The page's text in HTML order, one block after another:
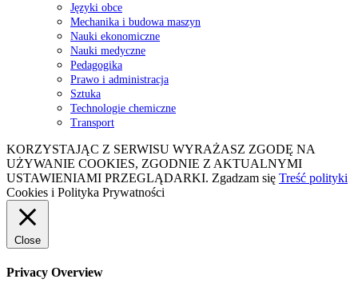
Języki obce
Mechanika i budowa maszyn
Nauki ekonomiczne
Nauki medyczne
Pedagogika
Prawo i administracja
Sztuka
Technologie chemiczne
Transport
KORZYSTAJĄC Z SERWISU WYRAŻASZ ZGODĘ NA
UŻYWANIE COOKIES, ZGODNIE Z AKTUALNYMI
USTAWIENIAMI PRZEGLĄDARKI. Zgadzam się Treść polityki
Cookies i Polityka Prywatności
Close
Privacy Overview